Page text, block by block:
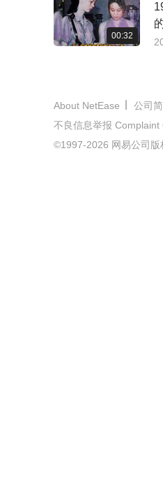
00:32
About NetEase 公司
不良信息举报 Complaint
©1997-2026 网易公司版